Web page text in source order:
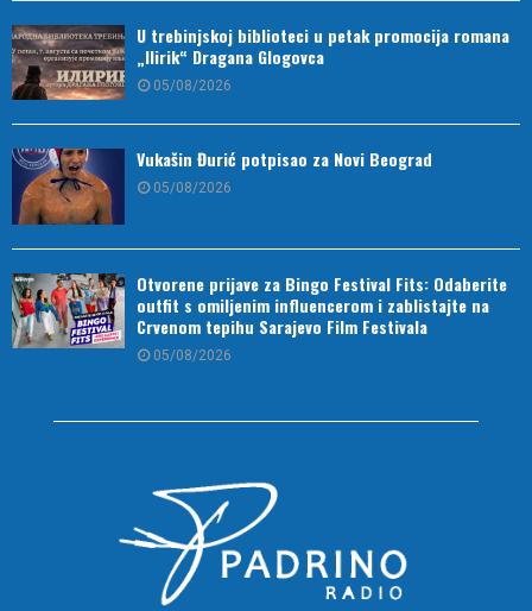
U trebinjskoj biblioteci u petak promocija romana
„Ilirik“ Dragana Glogovca
05/08/2026
Vukašin Đurić potpisao za Novi Beograd
05/08/2026
Otvorene prijave za Bingo Festival Fits: Odaberite
outfit s omiljenim influencerom i zablistajte na
Crvenom tepihu Sarajevo Film Festivala
05/08/2026